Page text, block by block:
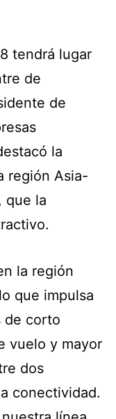
tendrá lugar
de
de
la
región Asia-
que la
la región
que impulsa
de corto
vuelo y mayor
dos
conectividad.